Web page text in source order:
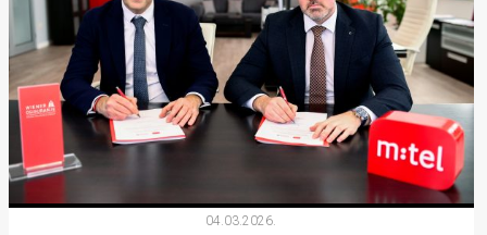
04.03.2026.